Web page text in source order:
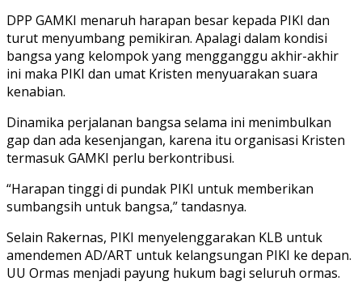
DPP GAMKI menaruh harapan besar kepada PIKI dan
turut menyumbang pemikiran. Apalagi dalam kondisi
bangsa yang kelompok yang mengganggu akhir-akhir
ini maka PIKI dan umat Kristen menyuarakan suara
kenabian.
Dinamika perjalanan bangsa selama ini menimbulkan
gap dan ada kesenjangan, karena itu organisasi Kristen
termasuk GAMKI perlu berkontribusi.
“Harapan tinggi di pundak PIKI untuk memberikan
sumbangsih untuk bangsa,” tandasnya.
Selain Rakernas, PIKI menyelenggarakan KLB untuk
amendemen AD/ART untuk kelangsungan PIKI ke depan.
UU Ormas menjadi payung hukum bagi seluruh ormas.